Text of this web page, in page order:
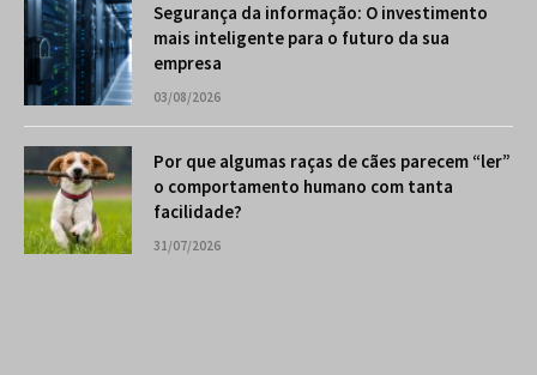
Segurança da informação: O investimento
mais inteligente para o futuro da sua
empresa
03/08/2026
Por que algumas raças de cães parecem “ler”
o comportamento humano com tanta
facilidade?
31/07/2026